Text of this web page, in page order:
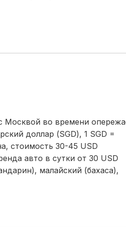
Москвой во времени
доллар (SGD), 1 SGD =
стоимость 30-45 USD
авто в сутки от 30 USD
малайский (бахаса),